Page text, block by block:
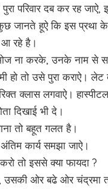
परिवार दब कर रह
जानते हूऐ कि इस
आ रहे है।
ना करके, उनके नाम से
तो उसे पुरा कराऐ। लेट
क्लास लगवाऐ।
दिखाई भी दे।
तो बहूत गलत है।
कार्य समझा जाऐ।
तो इससे क्या फायदा ?
ओर बढे ओर चंद्रमा